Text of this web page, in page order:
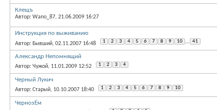
Клещъ
Автор: Wano_87, 21.06.2009 16:27
Инструкция по выживанию
Автор: Бывший, 02.11.2007 16:48 1 2 3 4 5 6 7 8 9 10 ... 41
Александр Непомнящий
Автор: Чужой, 11.01.2009 12:52 1 2 3 4
Черный Лукич
Автор: Старый, 10.10.2007 18:40 1 2 3 4 5 6 7 8 9 10
ЧернозЁм